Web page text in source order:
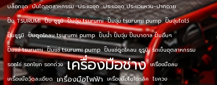
บล็อกชุด บันไดอุตสาหกรรม ประแจชุด ประแจชุด ประแจแหวน-ปากตาย
ปั๊ม TSURUMI ปั๊ม ซูรูมิ ปั๊มจุ่ม tsurumi ปั๊มจุ่ม tsurumi pump ปั๊มจุ่มไดโว่
ปั๊มซูรูมิ ปั๊มดูดโคลน tsurumi pump ปั๊มน้ำ ปั๊มจุ่ม ปั๊มบาดาล ปั๊มอื่นๆ
ปั๊มแช่ tsurumi ปั๊มแช่ tsurumi pump ปั๊มแช่ดูดโคลน ซูรูมิ รถเข็นอุตสาหกรรม
รอกโซ่ รอกโยก รอกถ่วง เครื่องมือช่าง เครื่องมือลม
เครื่องมือวัดละเอียด เครื่องมือไฟฟ้า เครื่องมือไฮโดรลิค ไขควง